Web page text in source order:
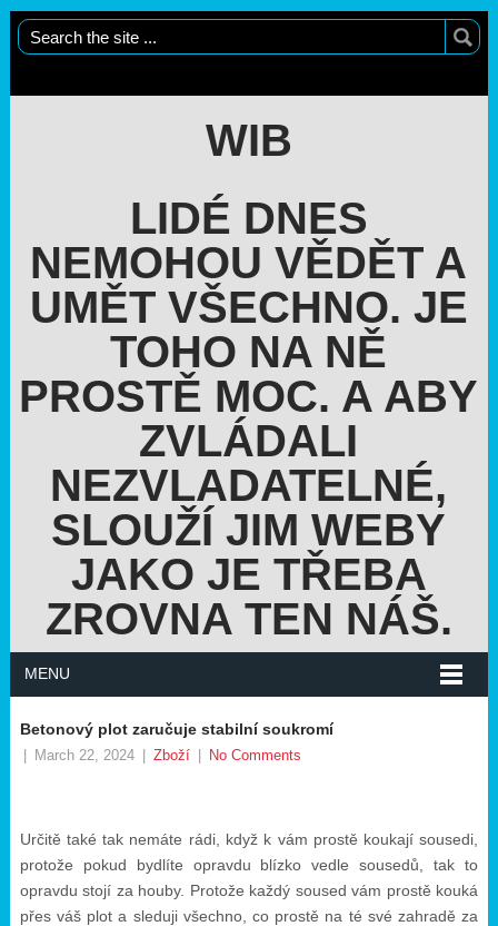
WIB
LIDÉ DNES
NEMOHOU VĚDĚT A
UMĚT VŠECHNO. JE
TOHO NA NĚ
PROSTĚ MOC. A ABY
ZVLÁDALI
NEZVLADATELNÉ,
SLOUŽÍ JIM WEBY
JAKO JE TŘEBA
ZROVNA TEN NÁŠ.
MENU
Betonový plot zaručuje stabilní soukromí
March 22, 2024 Zboží No Comments
Určitě také tak nemáte rádi, když k vám prostě koukají sousedi,
protože pokud bydlíte opravdu blízko vedle sousedů, tak to
opravdu stojí za houby. Protože každý soused vám prostě kouká
přes váš plot a sleduji všechno, co prostě na té své zahradě za